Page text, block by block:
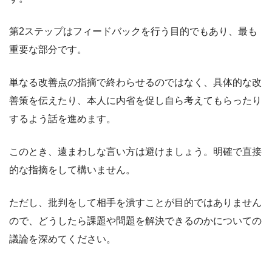
第2ステップはフィードバックを行う目的でもあり、最も
重要な部分です。
単なる改善点の指摘で終わらせるのではなく、具体的な改
善策を伝えたり、本人に内省を促し自ら考えてもらったり
するよう話を進めます。
このとき、遠まわしな言い方は避けましょう。明確で直接
的な指摘をして構いません。
ただし、批判をして相手を潰すことが目的ではありません
ので、どうしたら課題や問題を解決できるのかについての
議論を深めてください。